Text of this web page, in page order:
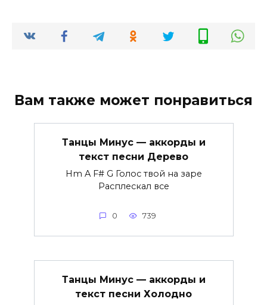
Вам также может понравиться
Танцы Минус — аккорды и
текст песни Дерево
Hm A F# G Голос твой на заре
Расплескал все
0 739
Танцы Минус — аккорды и
текст песни Холодно